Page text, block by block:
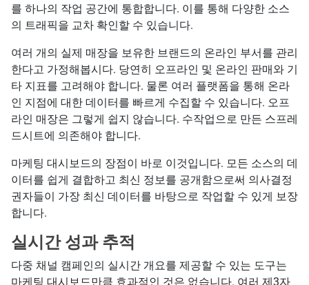
를 하나의 작업 공간에 통합합니다. 이를 통해 다양한 소스
의 트래픽을 교차 확인할 수 있습니다.
여러 개의 실제 매장을 보유한 브랜드의 온라인 부서를 관리
한다고 가정해봅시다. 당연히 오프라인 및 온라인 판매와 기
타 지표를 고려해야 합니다. 물론 여러 플랫폼을 통해 온라
인 지점에 대한 데이터를 빠르게 수집할 수 있습니다. 오프
라인 매장은 그렇게 쉽지 않습니다. 수작업으로 만든 스프레
드시트에 의존해야 합니다.
마케팅 대시보드의 장점이 바로 이것입니다. 모든 소스의 데
이터를 쉽게 결합하고 최신 정보를 공개함으로써 의사결정
권자들이 가장 최신 데이터를 바탕으로 작업할 수 있게 보장
합니다.
실시간 성과 추적
다중 채널 캠페인의 실시간 개요를 제공할 수 있는 도구는
마케팅 대시보드만큼 효과적인 것은 없습니다. 여러 제3자